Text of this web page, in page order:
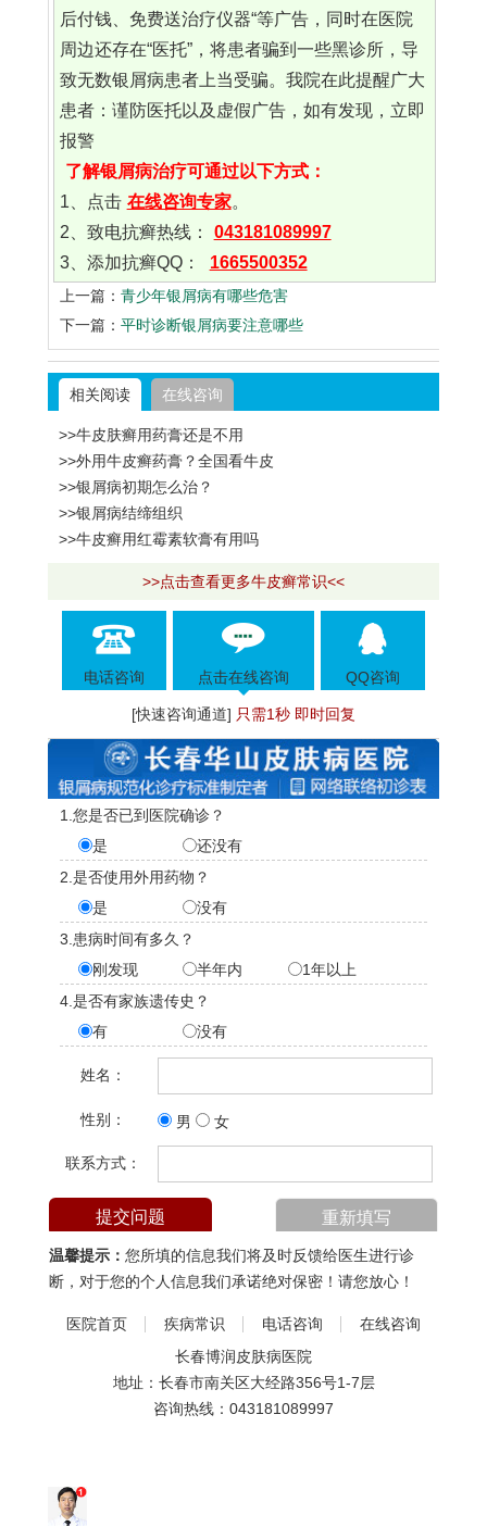
后付钱、免费送治疗仪器“等广告，同时在医院
周边还存在“医托”，将患者骗到一些黑诊所，导
致无数银屑病患者上当受骗。我院在此提醒广大
患者：谨防医托以及虚假广告，如有发现，立即
报警
了解银屑病治疗可通过以下方式：
1、点击 在线咨询专家。
2、致电抗癣热线：
043181089997
3、添加抗癣QQ：
1665500352
上一篇： 青少年银屑病有哪些危害
下一篇： 平时诊断银屑病要注意哪些
相关阅读 在线咨询
>>牛皮肤癣用药膏还是不用
>>外用牛皮癣药膏？全国看牛皮
>>银屑病初期怎么治？
>>银屑病结缔组织
>>牛皮癣用红霉素软膏有用吗
>>点击查看更多牛皮癣常识<<
电话咨询 点击在线咨询 QQ咨询
[快速咨询通道] 只需1秒 即时回复
1.您是否已到医院确诊？
是
还没有
2.是否使用外用药物？
是
没有
3.患病时间有多久？
刚发现
半年内
1年以上
4.是否有家族遗传史？
有
没有
姓名：
性别： 男 女
联系方式：
温馨提示： 您所填的信息我们将及时反馈给医生进行诊
断，对于您的个人信息我们承诺绝对保密！请您放心！
医院首页 疾病常识 电话咨询
在线咨询
长春博润皮肤病医院
地址：长春市南关区大经路356号1-7层
咨询热线： 043181089997